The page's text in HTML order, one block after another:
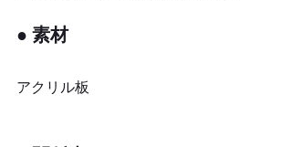
● 素材
アクリル板